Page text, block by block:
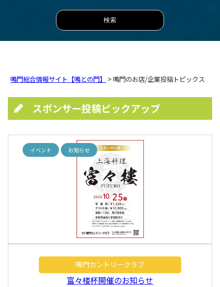
鳴門総合情報サイト【鳴との門】 > 鳴門のお店/企業投稿トピックス
スポンサー投稿ピックアップ
イベント お知らせ
鳴門カントリークラブ
富々楼杯開催のお知らせ